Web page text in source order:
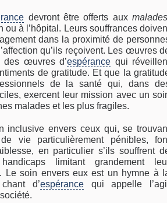
devront être offerts aux malades
ou à l’hôpital. Leurs souffrances
dans la proximité de
qu’ils reçoivent. Les œuvres
des œuvres d’espérance qui
de gratitude. Et que la
de la santé qui, dans
exercent leur mission avec un
malades et les plus fragiles.
inclusive envers ceux qui, se
vie particulièrement pénibles,
en particulier s’ils souffrent
limitant grandement
Le soin envers eux est un hymne à
d’espérancequi appelle